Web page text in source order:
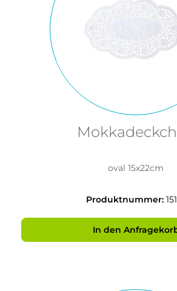
oval 15x22cm
Produktnummer:
In den